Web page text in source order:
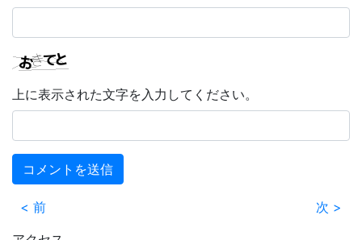
上に表示された文字を入力してください。
< 前
次 >